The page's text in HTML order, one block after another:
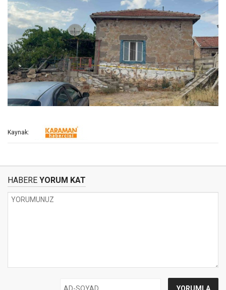
Kaynak:
HABERE YORUM KAT